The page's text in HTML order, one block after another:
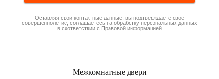
Оставляя свои контактные данные, вы подтверждаете свое
совершеннолетие, соглашаетесь на обработку персональных данных
в соответствии с Правовой информацией
Межкомнатные двери